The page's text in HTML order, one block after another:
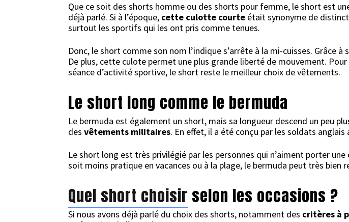
Que ce soit des shorts homme ou des shorts pour femme, le short est
déjà parlé. Si à l’époque, cette culotte courte était synonyme de
surtout les sportifs qui les ont pris comme tenues.
Donc, le short comme son nom l’indique s’arrête à la mi-cuisses.
De plus, cette culote permet une plus grande liberté de mouvement.
séance d’activité sportive, le short reste le meilleur choix de vêtements.
Le short long comme le bermuda
Le bermuda est également un short, mais sa longueur descend un peu
desvêtements militaires. En effet, il a été conçu par les soldats anglais
Le short long est très privilégié par les personnes qui n’aiment porter
soit moins pratique en vacances ou à la plage, le bermuda peut très bien
Quel short choisir selon les occasions ?
Si nous avons déjà parlé du choix des shorts, notamment des critères à